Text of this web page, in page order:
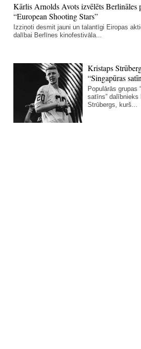
Kārlis Arnolds Avots izvēlēts Berlināles
“European Shooting Stars”
Izziņoti desmit jauni un talantīgi Eiropas
dalībai Berlīnes kinofestivāla...
Kristaps
“Singapūras
Populārās grupas
satīns” dalībnieks
Strūbergs, kurš...